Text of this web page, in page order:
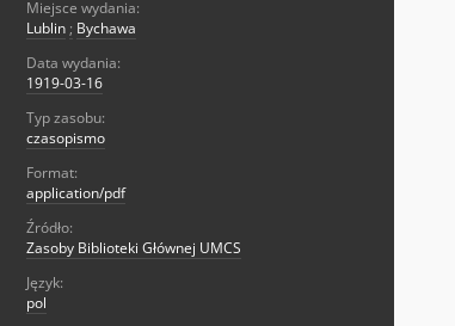
Miejsce wydania:
Lublin ; Bychawa
Data wydania:
1919-03-16
Typ zasobu:
czasopismo
Format:
application/pdf
Źródło:
Zasoby Biblioteki Głównej UMCS
Język:
pol